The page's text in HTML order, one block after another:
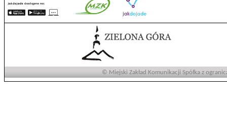
© Miejski Zakład Komunikacji Spółka z